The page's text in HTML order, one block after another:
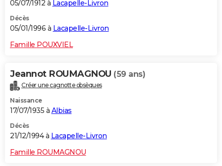
05/07/1912 à Lacapelle-Livron
Décès
05/01/1996 à Lacapelle-Livron
Famille POUXVIEL
Jeannot ROUMAGNOU (59 ans)
Créer une cagnotte obsèques
Naissance
17/07/1935 à Albias
Décès
21/12/1994 à Lacapelle-Livron
Famille ROUMAGNOU